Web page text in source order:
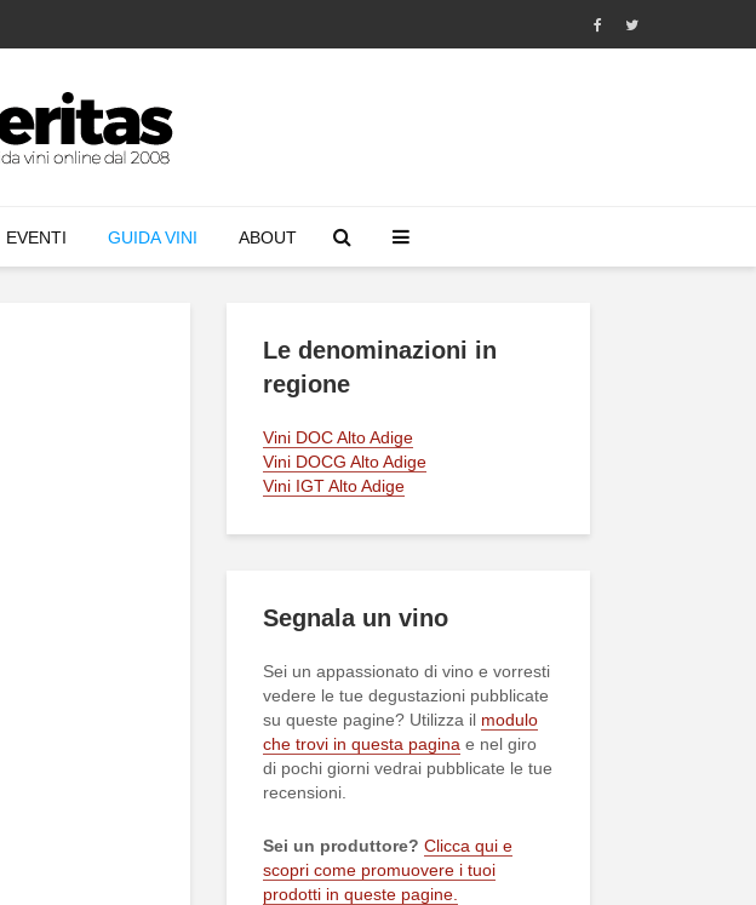
EVENTI GUIDA VINI ABOUT
Le denominazioni in
regione
Vini DOC Alto Adige
Vini DOCG Alto Adige
Vini IGT Alto Adige
Segnala un vino
Sei un appassionato di vino e vorresti
vedere le tue degustazioni pubblicate
su queste pagine? Utilizza il modulo
che trovi in questa pagina e nel giro
di pochi giorni vedrai pubblicate le tue
recensioni.
Sei un produttore? Clicca qui e
scopri come promuovere i tuoi
prodotti in queste pagine.